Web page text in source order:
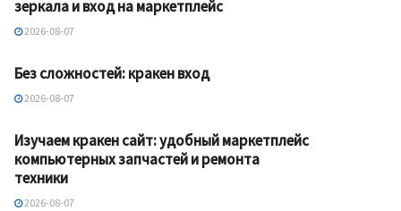
зеркала и вход на маркетплейс
2026-08-07
Без сложностей: кракен вход
2026-08-07
Изучаем кракен сайт: удобный маркетплейс
компьютерных запчастей и ремонта
техники
2026-08-07